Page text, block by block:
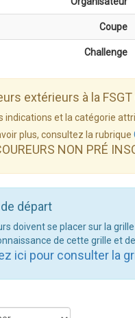
Coupe
Challenge
extérieurs à la FSGT
indications et la catégorie
plus, consultez la rubrique
NON PRÉ
départ
doivent se placer sur la
de cette grille et
ici pour consulter la